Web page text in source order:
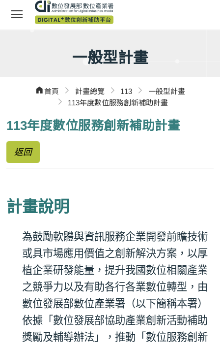
小版選單
一般型計畫
首頁 計畫總覽 113
一般型計畫
113年度數位服務創新補助計畫
113年度數位服務創新補助計畫
返回
計畫說明
為鼓勵軟體與資訊服務企業開發前瞻技術
或具市場應用價值之創新解決方案，以厚
植企業研發能量，提升我國數位相關產業
之競爭力以及有助各行各業數位轉型，由
數位發展部數位產業署（以下簡稱本署）
依據「數位發展部協助產業創新活動補助
獎勵及輔導辦法」，推動「數位服務創新